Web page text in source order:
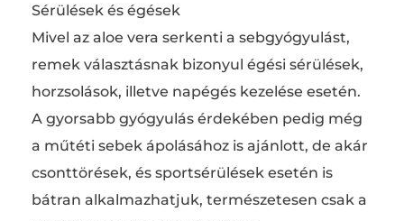
Sérülések és égések
Mivel az aloe vera serkenti a sebgyógyulást,
remek választásnak bizonyul égési sérülések,
horzsolások, illetve napégés kezelése esetén.
A gyorsabb gyógyulás érdekében pedig még
a műtéti sebek ápolásához is ajánlott, de akár
csonttörések, és sportsérülések esetén is
bátran alkalmazhatjuk, természetesen csak a